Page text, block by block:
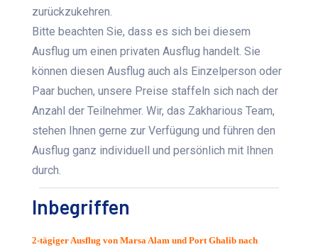
zurückzukehren.
Bitte beachten Sie, dass es sich bei diesem
Ausflug um einen privaten Ausflug handelt. Sie
können diesen Ausflug auch als Einzelperson oder
Paar buchen, unsere Preise staffeln sich nach der
Anzahl der Teilnehmer. Wir, das Zakharious Team,
stehen Ihnen gerne zur Verfügung und führen den
Ausflug ganz individuell und persönlich mit Ihnen
durch.
Inbegriffen
2-tägiger Ausflug von Marsa Alam und Port Ghalib nach